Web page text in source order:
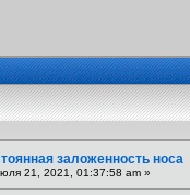
заложенность носа
21, 2021, 01:37:58 am »